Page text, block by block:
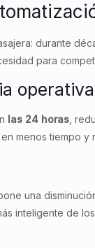
durante
para
operativa
las 24 horas ,
menos tiempo
una
inteligente de